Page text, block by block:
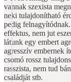
vannak szexista
neki tulajdonítható
pedig
effektus, nem jut
látunk egy embert
agresszív embernek
csomó rossz
rasszista, nem tud
családját stb.